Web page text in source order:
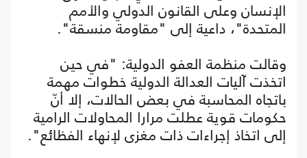
الإنسان وعلى القانون الدولي والأمم
المتحدة"، داعية إلى "مقاومة منسقة".
وقالت منظمة العفو الدولية: "في حين
اتخذت آليات العدالة الدولية خطوات مهمة
باتجاه المحاسبة في بعض الحالات، إلا أنّ
حكومات قوية عطلت مرارا المحاولات الرامية
إلى اتخاذ إجراءات ذات مغزى لإنهاء الفظائع".